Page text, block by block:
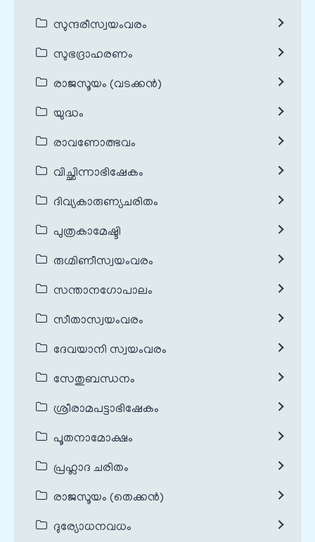
സുന്ദരീസ്വയംവരം
സുഭദ്രാഹരണം
രാജസൂയം (വടക്കൻ)
യുദ്ധം
രാവണോത്ഭവം
വിച്ഛിന്നാഭിഷേകം
ദിവ്യകാരുണ്യചരിതം
പുത്രകാമേഷ്ടി
രുഗ്മിണീസ്വയംവരം
സന്താനഗോപാലം
സീതാസ്വയംവരം
ദേവയാനി സ്വയംവരം
സേതുബന്ധനം
ശ്രീരാമപട്ടാഭിഷേകം
പൂതനാമോക്ഷം
പ്രഹ്ലാദ ചരിതം
രാജസൂയം (തെക്കൻ)
ദുര്യോധനവധം